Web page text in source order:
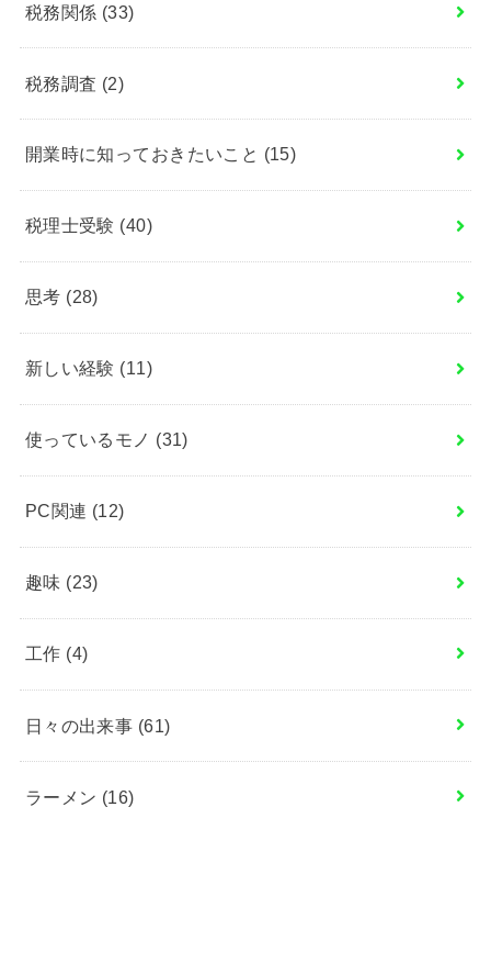
税務関係 (33)
税務調査 (2)
開業時に知っておきたいこと (15)
税理士受験 (40)
思考 (28)
新しい経験 (11)
使っているモノ (31)
PC関連 (12)
趣味 (23)
工作 (4)
日々の出来事 (61)
ラーメン (16)